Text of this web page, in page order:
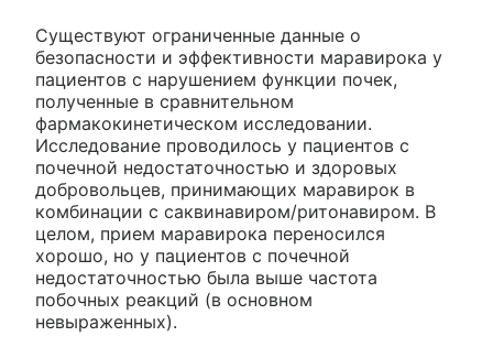
Существуют ограниченные данные о
безопасности и эффективности маравирока у
пациентов с нарушением функции почек,
полученные в сравнительном
фармакокинетическом исследовании.
Исследование проводилось у пациентов с
почечной недостаточностью и здоровых
добровольцев, принимающих маравирок в
комбинации с саквинавиром/ритонавиром. В
целом, прием маравирока переносился
хорошо, но у пациентов с почечной
недостаточностью была выше частота
побочных реакций (в основном
невыраженных).